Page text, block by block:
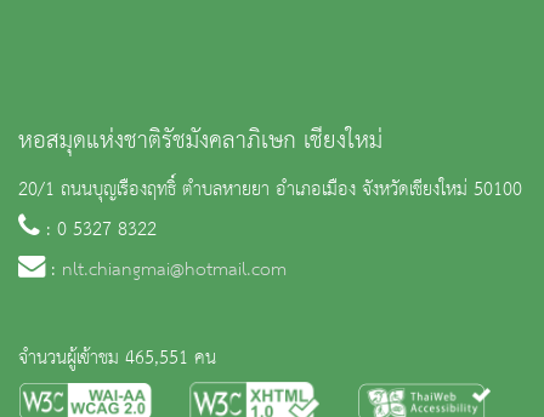
หอสมุดแห่งชาติรัชมังคลาภิเษก เชียงใหม่
20/1 ถนนบุญเรืองฤทธิ์ ตำบลหายยา อำเภอเมือง จังหวัดเชียงใหม่ 50100
: 0 5327 8322
: nlt.chiangmai@hotmail.com
จำนวนผู้เข้าชม 465,551 คน